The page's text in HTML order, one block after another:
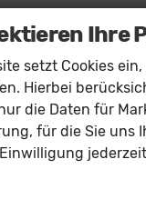
hinten
Farbdisplay,
Ihre
setzt Cookies
Hierbei
die Daten für
für die Sie uns